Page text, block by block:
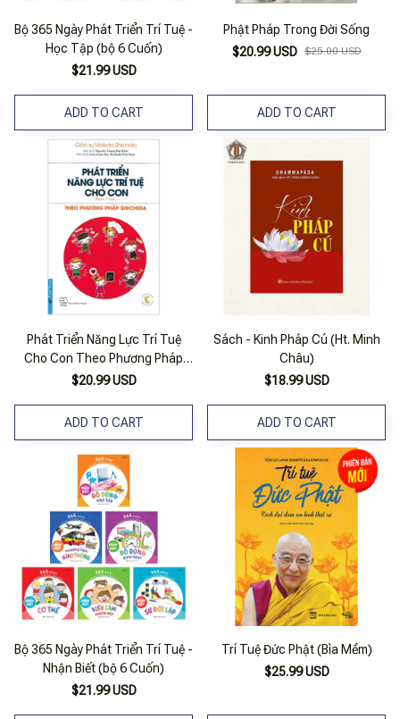
Bộ 365 Ngày Phát Triển Trí Tuệ -
Học Tập (bộ 6 Cuốn)
$21.99 USD
ADD TO CART
Phật Pháp Trong Đời Sống
$20.99 USD $25.00 USD
ADD TO CART
Phát Triển Năng Lực Trí Tuệ
Cho Con Theo Phương Pháp
Shichida
$20.99 USD
ADD TO CART
Sách - Kinh Pháp Cú (Ht. Minh
Châu)
$18.99 USD
ADD TO CART
Bộ 365 Ngày Phát Triển Trí Tuệ -
Nhận Biết (bộ 6 Cuốn)
$21.99 USD
Trí Tuệ Đức Phật (Bìa Mềm)
$25.99 USD